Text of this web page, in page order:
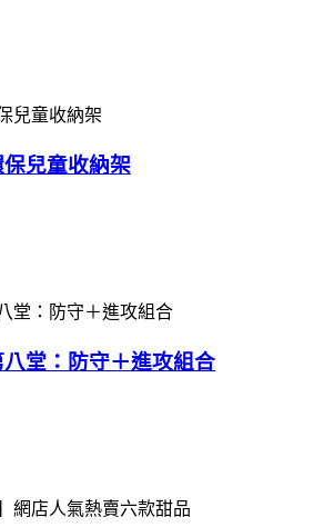
保兒童收納架
八堂：防守＋進攻組合